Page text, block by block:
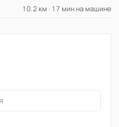
10.2 км · 17 мин на машине